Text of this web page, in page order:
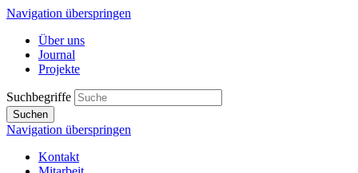
Navigation überspringen
Über uns
Journal
Projekte
Suchbegriffe
Suchen
Navigation überspringen
Kontakt